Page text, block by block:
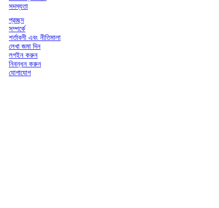
সদস্যতা
প্রচ্ছদ
সম্পর্কে
শর্তাবলী এবং নীতিমালা
লেখা জমা দিন
লগইন করুন
নিবন্ধন করুন
যোগাযোগ